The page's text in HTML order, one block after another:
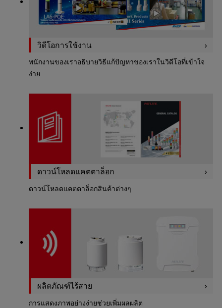
วิดีโอการใช้งาน
พนักงานของเราอธิบายวิธีแก้ปัญหาของเราในวิดีโอที่เข้าใจ
ง่าย
ดาวน์โหลดแคตตาล็อก
ดาวน์โหลดแคตตาล็อกสินค้าต่างๆ
ผลิตภัณฑ์ไร้สาย
การแสดงภาพอย่างง่ายช่วยเพิ่มผลผลิต